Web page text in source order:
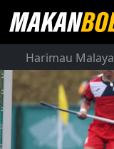
Harimau Malaya